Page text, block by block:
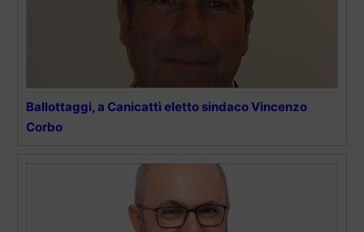
Ballottaggi, a Canicattì eletto sindaco Vincenzo
Corbo